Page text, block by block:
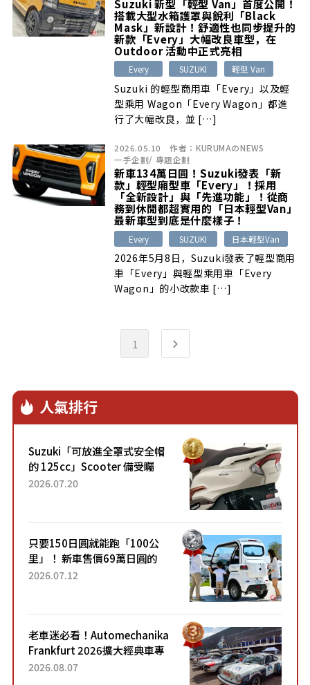
Suzuki 新型「輕型 Van」首度公開！
搭載大型水箱護罩與銳利「Black
Mask」新設計！舒適性也同步提升的
新款「Every」大幅改良車型，在
Outdoor 活動中正式亮相
Every SUZUKI 輕型 Van
Suzuki 的輕型商用車「Every」以及輕
型乘用 Wagon「Every Wagon」都進
行了大幅改良，並 […]
2026.05.10 作者： KURUMAのNEWS
一手企劃/ 專題企劃
新車134萬日圓！Suzuki發表「新
款」輕型廂型車「Every」！採用
「全新設計」與「先進功能」！從商
務到休閒都超實用的「日本輕型Van」
最新車型到底是什麼樣子！
Every SUZUKI 日本輕型Van
2026年5月8日，Suzuki發表了輕型商用
車「Every」與輕型乘用車「Every
Wagon」的小改款車 […]
1
人氣排行
Suzuki「可放進全罩式安全帽
的 125cc」Scooter 備受矚
目！採用全新流線設計與各項
2026.07.20
只要150日圓就能跑「100公
里」！ 新車售價69萬日圓的
「3人座」Trike大受歡迎！ 順
2026.07.12
老車迷必看！Automechanika
Frankfurt 2026擴大經典車專
區 1954年珍稀古董車現場修復
2026.08.07